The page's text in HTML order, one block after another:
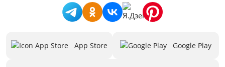
App Store Google Play